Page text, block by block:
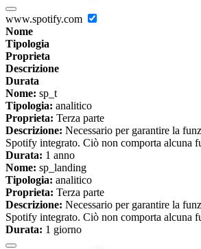
www.spotify.com
Nome
Tipologia
Proprieta
Descrizione
Durata
Nome: sp_t
Tipologia: analitico
Proprieta: Terza parte
Descrizione: Necessario per garantire la
Spotify integrato. Ciò non comporta alcuna
Durata: 1 anno
Nome: sp_landing
Tipologia: analitico
Proprieta: Terza parte
Descrizione: Necessario per garantire la
Spotify integrato. Ciò non comporta alcuna
Durata: 1 giorno